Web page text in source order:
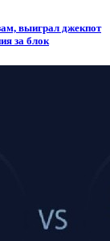
выиграл джекпот
за блок